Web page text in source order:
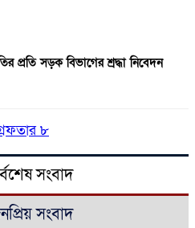
প্রতি সড়ক বিভাগের শ্রদ্ধা নিবেদন
৮
সংবাদ
সংবাদ